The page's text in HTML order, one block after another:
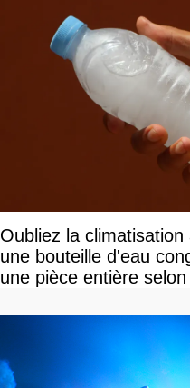
Oubliez la
une bouteille d'eau
une pièce entière